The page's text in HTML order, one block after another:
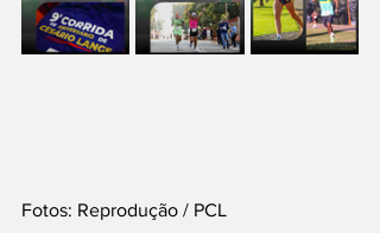
Fotos: Reprodução / PCL